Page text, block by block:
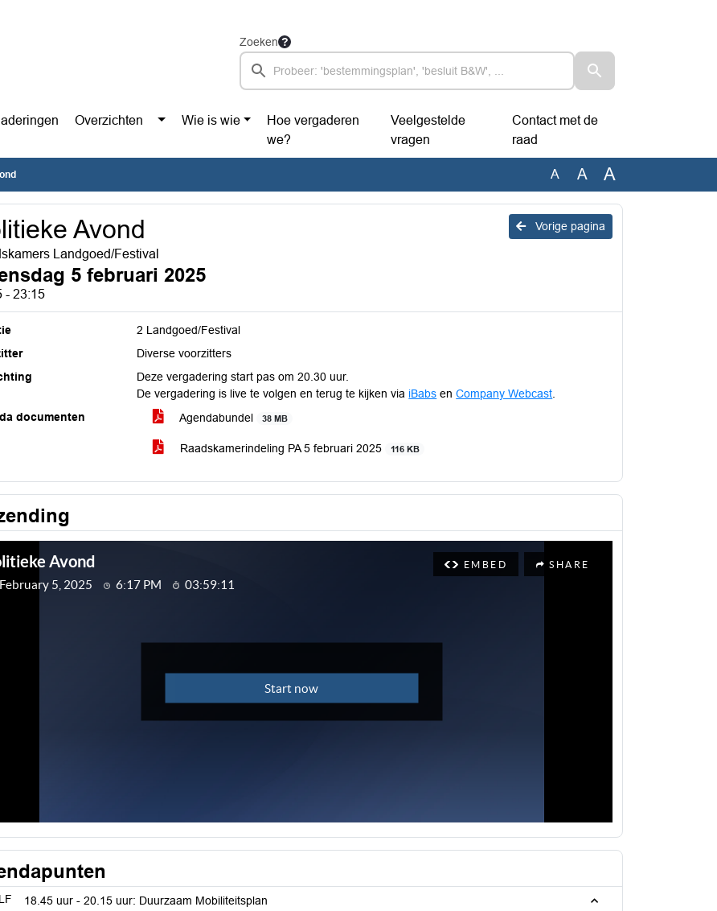
Zoeken
Overzichten Wie is wie
Hoe vergaderen
we?
Veelgestelde
vragen
Contact met de
raad
A A A
Vorige pagina
Avond
Landgoed/Festival
5 februari 2025
- 23:15
2 Landgoed/Festival
Diverse voorzitters
Deze vergadering start pas om 20.30 uur.
De vergadering is live te volgen en terug te kijken via iBabs enCompany Webcast
documenten
Agendabundel 38 MB
Raadskamerindeling PA 5 februari 2025 116 KB
18.45 uur - 20.15 uur: Duurzaam Mobiliteitsplan